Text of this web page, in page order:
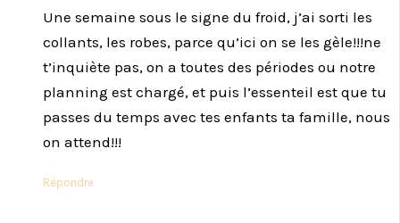
Une semaine sous le signe du froid, j’ai sorti les
collants, les robes, parce qu’ici on se les gèle!!!ne
t’inquiète pas, on a toutes des périodes ou notre
planning est chargé, et puis l’essenteil est que tu
passes du temps avec tes enfants ta famille, nous
on attend!!!
Répondre